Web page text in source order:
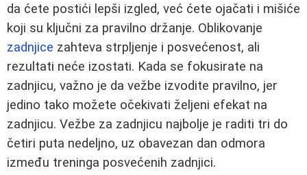
da ćete postići lepši izgled, već ćete ojačati i mišiće
koji su ključni za pravilno držanje. Oblikovanje
zadnjice zahteva strpljenje i posvećenost, ali
rezultati neće izostati. Kada se fokusirate na
zadnjicu, važno je da vežbe izvodite pravilno, jer
jedino tako možete očekivati željeni efekat na
zadnjicu. Vežbe za zadnjicu najbolje je raditi tri do
četiri puta nedeljno, uz obavezan dan odmora
između treninga posvećenih zadnjici.